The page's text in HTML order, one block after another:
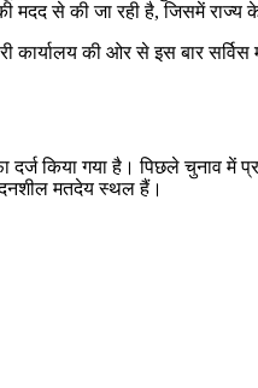
मदद से की जा रही है, जिसमें
की ओर से इस बार
किया गया है। पिछले चुनाव
मतदेय स्थल हैं।